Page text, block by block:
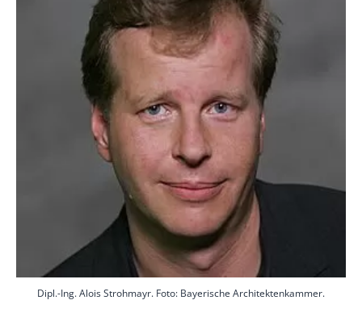
Dipl.-Ing. Alois Strohmayr. Foto: Bayerische Architektenkammer.